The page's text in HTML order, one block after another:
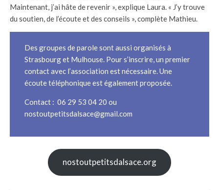
Maintenant, j’ai hâte de revenir », explique Laura. « J’y trouve
du soutien, de l’écoute et des conseils », complète Mathieu.
Des groupes de parole sont aussi organisés à
Strasbourg et Mulhouse. Pour s’inscrire, un premier
contact avec l’association est nécessaire. Une
écoute téléphonique est également proposée.
Contact : 06 29 53 04 20 ou
nostoutpetitsdalsace@gmail.com
nostoutpetitsdalsace.org